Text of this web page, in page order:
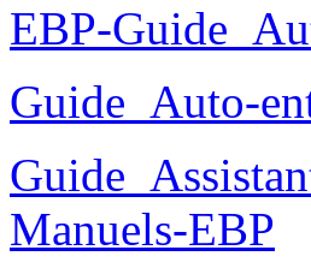
EBP-
Guide_Auto-
Manuels-EBP